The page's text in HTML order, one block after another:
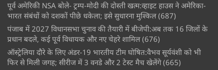
पूर्व अमेरिकी NSA बोले- ट्रम्प-मोदी की दोस्ती खत्म:व्हाइट हाउस ने अमेरिका-
भारत संबंधों को दशकों पीछे धकेला; इसे सुधारना मुश्किल (687)
पंजाब में 2027 विधानसभा चुनाव की तैयारी में बीजेपी:अब तक 16 जिलों के
प्रधान बदले, कई पूर्व विधायक और नए चेहरे शामिल (676)
ऑस्ट्रेलिया दौरे के लिए अंडर-19 भारतीय टीम घोषित:वैभव सूर्यवंशी को भी
फिर से मिली जगह; सीरीज में 3 वनडे और 2 टेस्ट मैच खेलेंगे (665)